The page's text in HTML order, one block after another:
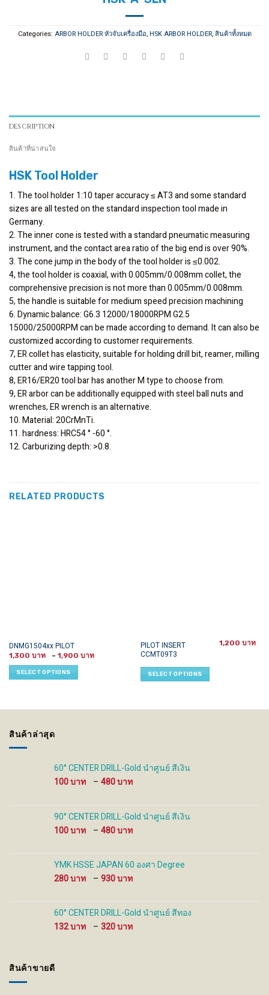
Categories: ARBOR HOLDER หัวจับเครื่องมือ,HSK ARBOR HOLDER,สินค้าทั้งหมด
DESCRIPTION
สินค้าที่น่าสนใจ
HSK Tool Holder
1. The tool holder 1:10 taper accuracy ≤ AT3 and some standard
sizes are all tested on the standard inspection tool made in
Germany.
2. The inner cone is tested with a standard pneumatic measuring
instrument, and the contact area ratio of the big end is over 90%.
3. The cone jump in the body of the tool holder is ≤0.002.
4, the tool holder is coaxial, with 0.005mm/0.008mm collet, the
comprehensive precision is not more than 0.005mm/0.008mm.
5, the handle is suitable for medium speed precision machining
6. Dynamic balance: G6.3 12000/18000RPM G2.5
15000/25000RPM can be made according to demand. It can also be
customized according to customer requirements.
7, ER collet has elasticity, suitable for holding drill bit, reamer, milling
cutter and wire tapping tool.
8, ER16/ER20 tool bar has another M type to choose from.
9, ER arbor can be additionally equipped with steel ball nuts and
wrenches, ER wrench is an alternative.
10. Material: 20CrMnTi.
11. hardness: HRC54 ° -60 °.
12. Carburizing depth: >0.8.
RELATED PRODUCTS
DNMG1504xx PILOT
1,300 – 1,900
SELECT OPTIONS
This
product
has
multiple
be
chosen
PILOT INSERT
CCMT09T3
1,200
SELECT OPTIONS
This
product
has
multiple
the
สินค้าล่าสุด
60° CENTER DRILL-Gold นำศูนย์ สีเงิน
100
– 480
100 ฿
through
480 ฿
90° CENTER DRILL-Gold นำศูนย์ สีเงิน
100
– 480
100 ฿
through
YMK HSSE JAPAN 60 องศา Degree
280
– 930
280 ฿
through
930 ฿
60° CENTER DRILL-Gold นำศูนย์ สีทอง
132
– 320
สินค้าขายดี